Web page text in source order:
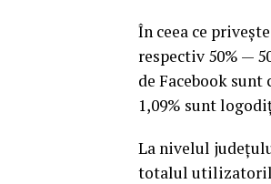
În ceea ce
respectiv 50% —
de Facebook
1,09% sunt
La nivelul
totalul